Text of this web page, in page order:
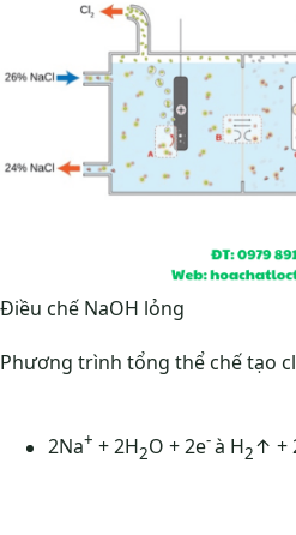
Điều chế NaOH lỏng
Phương trình tổng thể chế tạo
2Na+ + 2H2O + 2e-à H2↑ +